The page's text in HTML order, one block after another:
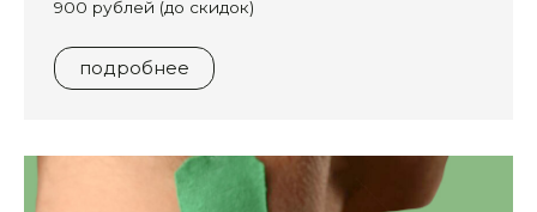
900 рублей (до скидок)
подробнее